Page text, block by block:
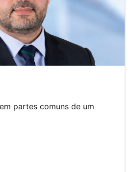
partes comuns de um